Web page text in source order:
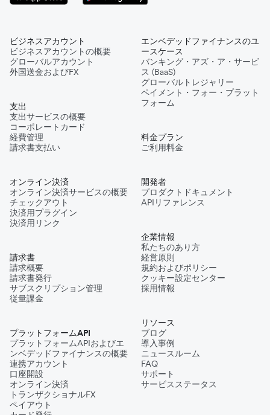
ビジネスアカウント
ビジネスアカウントの概要
グローバルアカウント
外国送金およびFX
支出
支出サービスの概要
コーポレートカード
経費管理
請求書支払い
オンライン決済
オンライン決済サービスの概要
チェックアウト
決済用プラグイン
決済用リンク
請求書
請求概要
請求書発行
サブスクリプション管理
従量課金
プラットフォームAPI
プラットフォームAPIおよびエ
ンベデッドファイナンスの概要
連携アカウント
口座開設
オンライン決済
トランザクショナルFX
ペイアウト
エンベデッドファイナンスのユ
ースケース
バンキング・アズ・ア・サービ
ス (BaaS)
グローバルトレジャリー
ペイメント・フォー・プラット
フォーム
料金プラン
ご利用料金
開発者
プロダクトドキュメント
APIリファレンス
企業情報
私たちのあり方
経営原則
規約およびポリシー
クッキー設定センター
採用情報
リソース
ブログ
導入事例
ニュースルーム
FAQ
サポート
サービスステータス